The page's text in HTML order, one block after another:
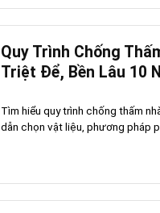
Quy Trình Chống
Triệt Để, Bền Lâu 10
Tìm hiểu quy trình chống thấm
dẫn chọn vật liệu, phương pháp